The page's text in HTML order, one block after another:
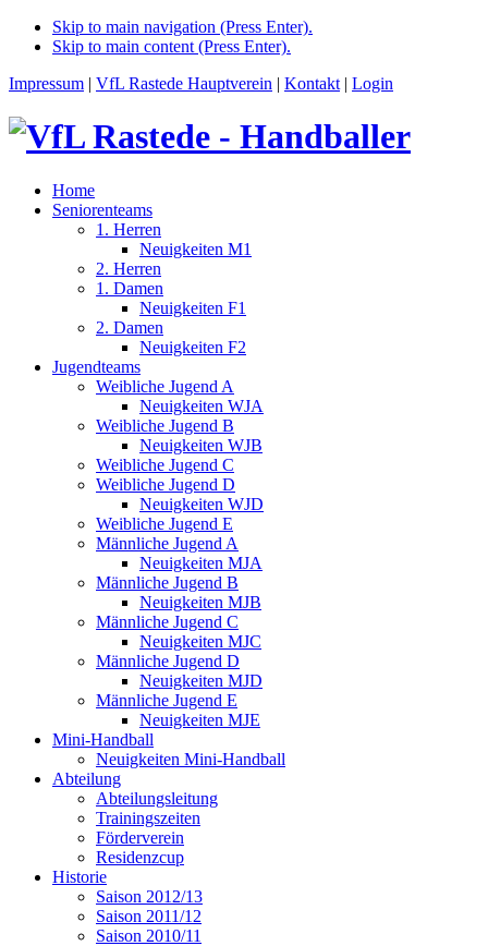
Skip to main navigation (Press Enter).
Skip to main content (Press Enter).
Impressum | VfL Rastede Hauptverein | Kontakt | Login
Home
Seniorenteams
1. Herren
Neuigkeiten M1
2. Herren
1. Damen
Neuigkeiten F1
2. Damen
Neuigkeiten F2
Jugendteams
Weibliche Jugend A
Neuigkeiten WJA
Weibliche Jugend B
Neuigkeiten WJB
Weibliche Jugend C
Weibliche Jugend D
Neuigkeiten WJD
Weibliche Jugend E
Männliche Jugend A
Neuigkeiten MJA
Männliche Jugend B
Neuigkeiten MJB
Männliche Jugend C
Neuigkeiten MJC
Männliche Jugend D
Neuigkeiten MJD
Männliche Jugend E
Neuigkeiten MJE
Mini-Handball
Neuigkeiten Mini-Handball
Abteilung
Abteilungsleitung
Trainingszeiten
Förderverein
Residenzcup
Historie
Saison 2012/13
Saison 2011/12
Saison 2010/11